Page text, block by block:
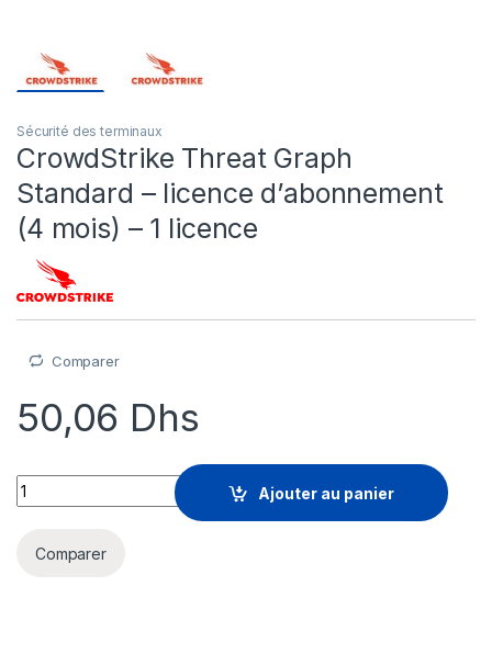
Sécurité des terminaux
CrowdStrike Threat Graph
Standard – licence d’abonnement
(4 mois) – 1 licence
Comparer
50,06 Dhs
CrowdStrike Threat Graph Standard - licence d'abonnement
Ajouter au panier
Comparer